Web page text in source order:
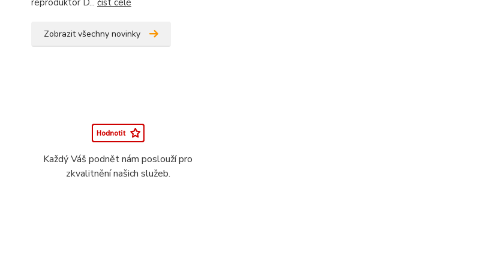
reproduktor D... číst celé
Zobrazit všechny novinky
Každý Váš podnět nám poslouží pro
zkvalitnění našich služeb.